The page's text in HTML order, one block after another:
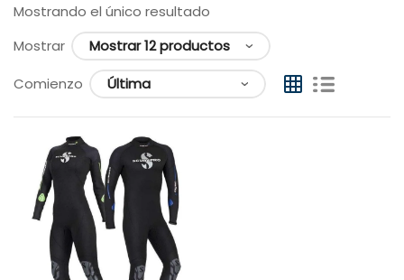
Mostrando el único resultado
Mostrar
Comienzo